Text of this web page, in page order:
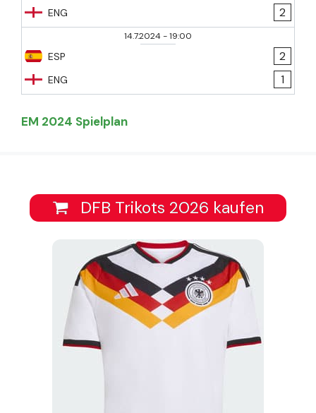
ENG
2
14.7.2024-19:00
ESP
ENG
2
1
EM 2024 Spielplan
DFB Trikots 2026 kaufen